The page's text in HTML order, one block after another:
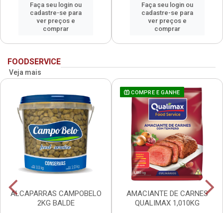
Faça seu login ou
cadastre-se para
ver preços e
comprar
Faça seu login ou
cadastre-se para
ver preços e
comprar
FOODSERVICE
Veja mais
ALCAPARRAS CAMPOBELO
2KG BALDE
COMPRE E GANHE
AMACIANTE DE CARNES
QUALIMAX 1,010KG